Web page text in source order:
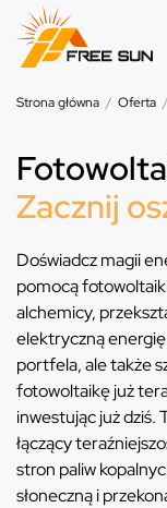
Strona główna / Oferta /
Zacznij
Doświadcz magii
pomocą
alchemicy,
elektryczną
portfela, ale także
fotowoltaikę już
inwestując już dziś.
łączący
stron paliw
słoneczną i